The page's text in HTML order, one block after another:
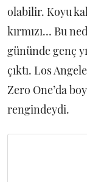
olabilir. Koyu
kırmızı… Bu
gününde genç
çıktı. Los
Zero One’da
rengindeydi.